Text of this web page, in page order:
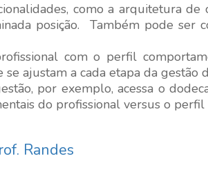
como a arquitetura
posição. Também pode ser
com o perfil
ajustam a cada etapa da gestão
por exemplo, acessa o
do profissional versus o perfil
Randes